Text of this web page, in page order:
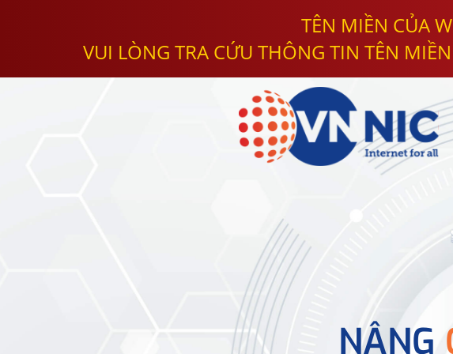
TÊN MIỀN CỦA
VUI LÒNG TRA CỨU THÔNG TIN TÊN MIỀN
NÂNG